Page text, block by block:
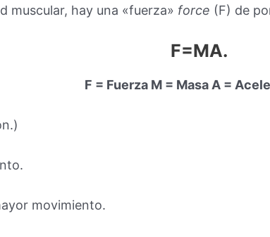
muscular, hay una «fuerza» force (F) de
F=MA.
F = Fuerza M = Masa A =
movimiento.